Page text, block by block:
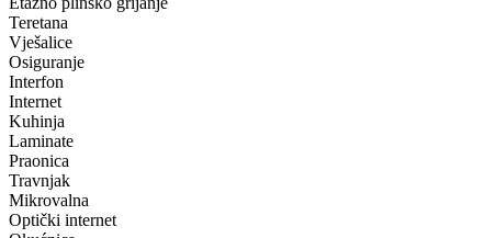
Teretana
Vješalice
Osiguranje
Interfon
Internet
Kuhinja
Laminate
Praonica
Travnjak
Mikrovalna
Optički internet